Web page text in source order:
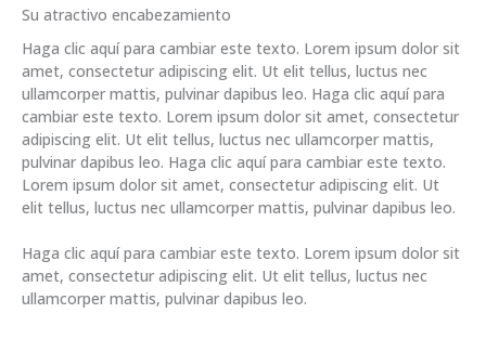
Su atractivo encabezamiento
Haga clic aquí para cambiar este texto. Lorem ipsum dolor sit
amet, consectetur adipiscing elit. Ut elit tellus, luctus nec
ullamcorper mattis, pulvinar dapibus leo. Haga clic aquí para
cambiar este texto. Lorem ipsum dolor sit amet, consectetur
adipiscing elit. Ut elit tellus, luctus nec ullamcorper mattis,
pulvinar dapibus leo. Haga clic aquí para cambiar este texto.
Lorem ipsum dolor sit amet, consectetur adipiscing elit. Ut
elit tellus, luctus nec ullamcorper mattis, pulvinar dapibus leo.
Haga clic aquí para cambiar este texto. Lorem ipsum dolor sit
amet, consectetur adipiscing elit. Ut elit tellus, luctus nec
ullamcorper mattis, pulvinar dapibus leo.